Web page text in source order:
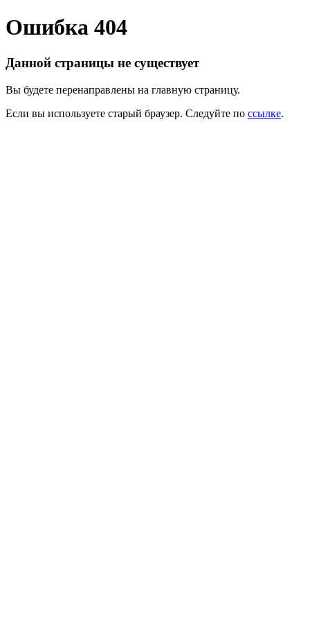
Ошибка 404
Данной страницы не существует
Вы будете перенаправлены на главную страницу.
Если вы используете старый браузер. Следуйте по ссылке.